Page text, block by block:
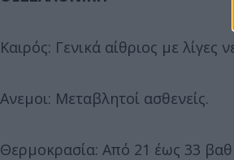
Καιρός: Γενικά αίθριος με
Ανεμοι: Μεταβλητοί ασθενείς.
Θερμοκρασία: Από 21 έως 33